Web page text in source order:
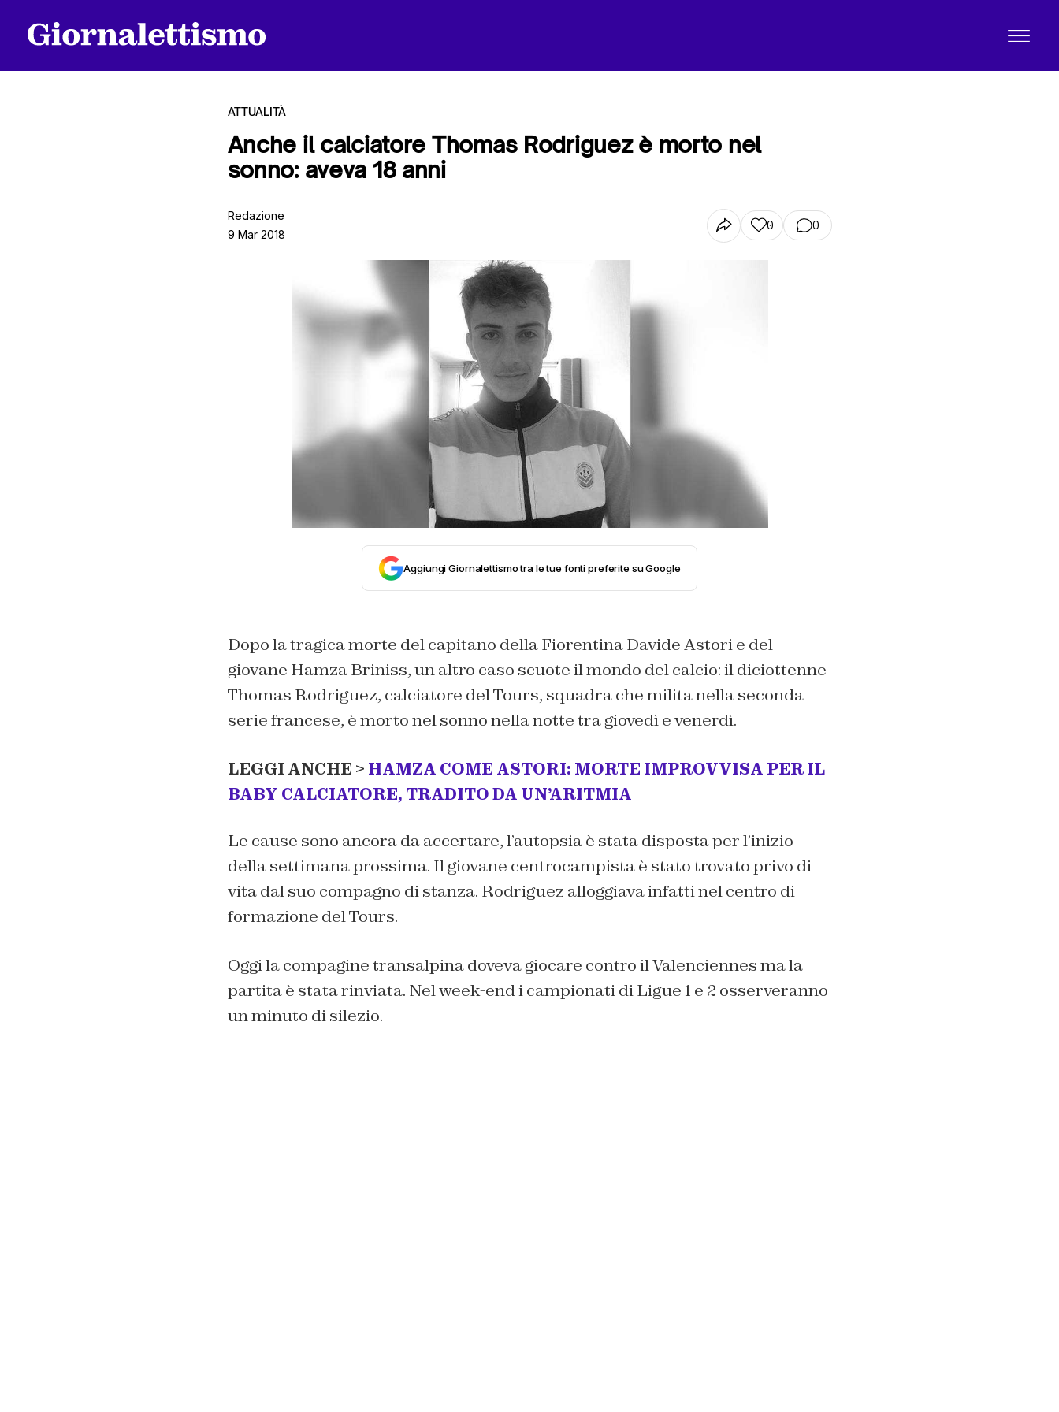
ATTUALITÀ
Anche il calciatore Thomas Rodriguez è morto nel
sonno: aveva 18 anni
Redazione
9 Mar 2018
0 0
Aggiungi Giornalettismo tra le tue fonti preferite su Google
Dopo la tragica morte del capitano della Fiorentina Davide Astori e del
giovane Hamza Briniss, un altro caso scuote il mondo del calcio: il diciottenne
Thomas Rodriguez, calciatore del Tours, squadra che milita nella seconda
serie francese, è morto nel sonno nella notte tra giovedì e venerdì.
LEGGI ANCHE > HAMZA COME ASTORI: MORTE IMPROVVISA PER IL
BABY CALCIATORE, TRADITO DA UN’ARITMIA
Le cause sono ancora da accertare, l’autopsia è stata disposta per l’inizio
della settimana prossima. Il giovane centrocampista è stato trovato privo di
vita dal suo compagno di stanza. Rodriguez alloggiava infatti nel centro di
formazione del Tours.
Oggi la compagine transalpina doveva giocare contro il Valenciennes ma la
partita è stata rinviata. Nel week-end i campionati di Ligue 1 e 2 osserveranno
un minuto di silezio.